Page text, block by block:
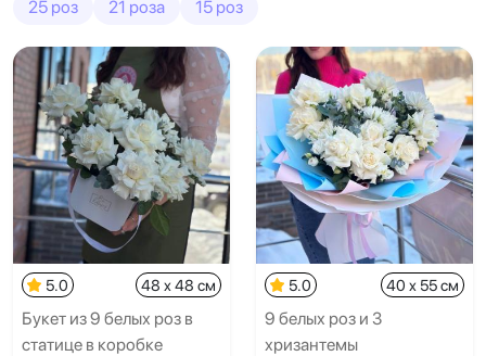
25 роз
21 роза 15 роз
5.0 48 x 48 см
Букет из 9 белых роз в
статице в коробке
5.0 40 x 55 см
9 белых роз и 3
хризантемы